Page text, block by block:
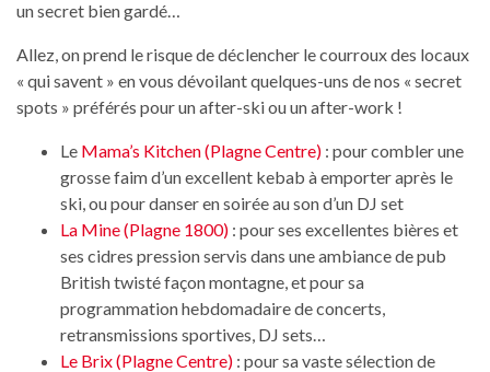
un secret bien gardé…
Allez, on prend le risque de déclencher le courroux des locaux
« qui savent » en vous dévoilant quelques-uns de nos « secret
spots » préférés pour un after-ski ou un after-work !
Le Mama’s Kitchen (Plagne Centre) : pour combler une
grosse faim d’un excellent kebab à emporter après le
ski, ou pour danser en soirée au son d’un DJ set
La Mine (Plagne 1800) : pour ses excellentes bières et
ses cidres pression servis dans une ambiance de pub
British twisté façon montagne, et pour sa
programmation hebdomadaire de concerts,
retransmissions sportives, DJ sets…
Le Brix (Plagne Centre) : pour sa vaste sélection de